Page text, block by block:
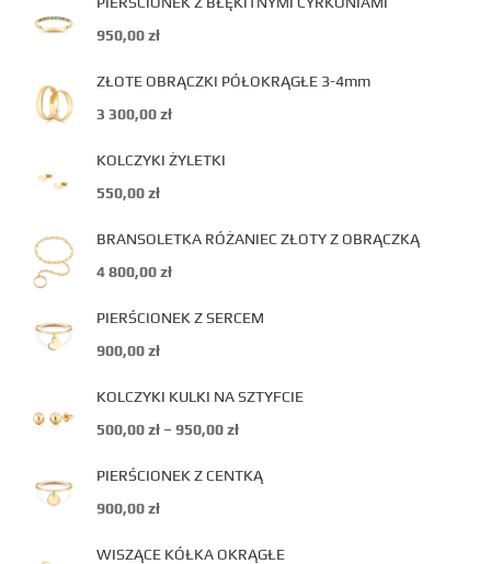
950,00zł
ZŁOTE OBRĄCZKI PÓŁOKRĄGŁE 3-4mm
3 300,00zł
KOLCZYKI ŻYLETKI
550,00zł
BRANSOLETKA RÓŻANIEC ZŁOTY Z OBRĄCZKĄ
4 800,00zł
PIERŚCIONEK Z SERCEM
900,00zł
KOLCZYKI KULKI NA SZTYFCIE
500,00zł – 950,00zł
PIERŚCIONEK Z CENTKĄ
900,00zł
WISZĄCE KÓŁKA OKRĄGŁE